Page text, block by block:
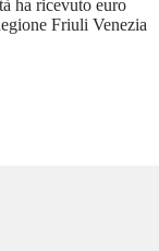
ha ricevuto euro
Friuli Venezia